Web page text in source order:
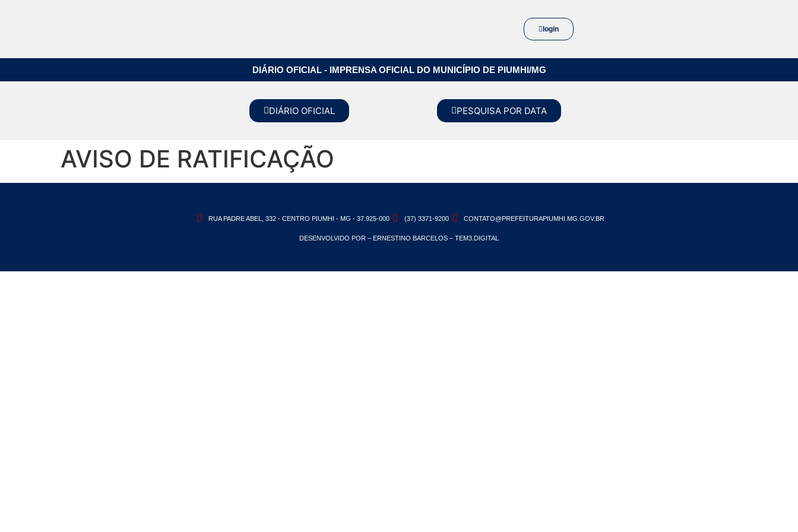
login
DIÁRIO OFICIAL - IMPRENSA OFICIAL DO MUNICÍPIO DE PIUMHI/MG
DIÁRIO OFICIAL PESQUISA POR DATA
AVISO DE RATIFICAÇÃO
RUA PADRE ABEL, 332 - CENTRO PIUMHI - MG - 37.925-000 (37) 3371-9200 CONTATO@PREFEITURAPIUMHI.MG.GOV.BR
DESENVOLVIDO POR – ERNESTINO BARCELOS – TEM3.DIGITAL